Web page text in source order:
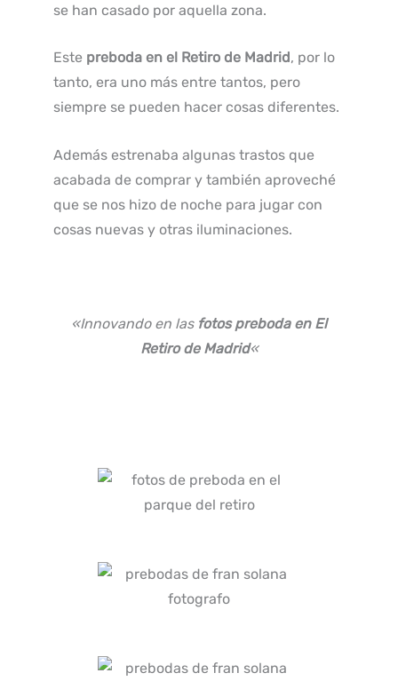
se han casado por aquella zona.
Este preboda en el Retiro de Madrid , por lo
tanto, era uno más entre tantos, pero
siempre se pueden hacer cosas diferentes.
Además estrenaba algunas trastos que
acabada de comprar y también aproveché
que se nos hizo de noche para jugar con
cosas nuevas y otras iluminaciones.
«Innovando en las fotos preboda en El
Retiro de Madrid«